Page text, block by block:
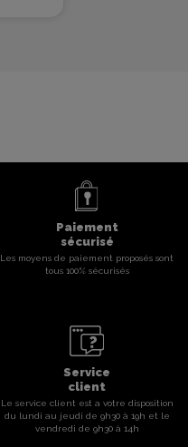
Paiement
sécurisé
Les moyens de paiement proposés sont
tous 100% sécurisés
Service
client
Le service client est a votre disposition
du lundi au jeudi de 9h30 à 19h et le
vendredi de 9h30 à 14h